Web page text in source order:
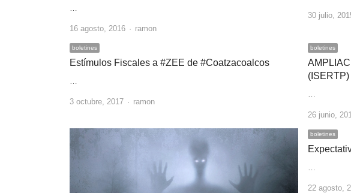
…
16 agosto, 2016 Author
ramon
30 julio,
boletines
Estímulos Fiscales a #ZEE de #Coatzacoalcos
…
3 octubre, 2017 Author
ramon
boletines
…
26 junio,
boletines
…
22 agosto,